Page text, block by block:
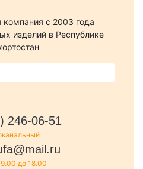
компания c 2003 года
изделий в Республике
246-06-51
до 18.00